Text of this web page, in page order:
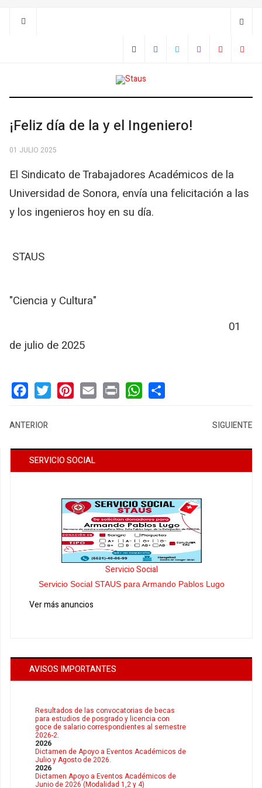
¡Feliz día de la y el Ingeniero!
01 JULIO 2025
El Sindicato de Trabajadores Académicos de la
Universidad de Sonora, envía una felicitación a las
y los ingenieros hoy en su día.
STAUS
"Ciencia y Cultura"
01
de julio de 2025
ANTERIOR SIGUIENTE
SERVICIO SOCIAL
Servicio Social
Servicio Social STAUS para Armando Pablos Lugo
Ver más anuncios
AVISOS IMPORTANTES
Resultados de las convocatorias de becas
para estudios de posgrado y licencia con
goce de salario correspondientes al semestre
2026-2.
2026
Dictamen de Apoyo a Eventos Académicos de
Julio y Agosto de 2026.
2026
Dictamen Apoyo a Eventos Académicos de
Junio de 2026 (Modalidad 1,2 y 4)